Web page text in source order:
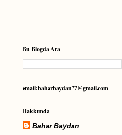
Bu Blogda Ara
email:baharbaydan77@gmail.com
Hakkımda
Bahar Baydan